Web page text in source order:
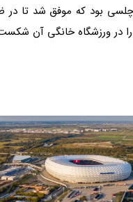
بود که موفق شد تا در
را در ورزشگاه خانگی آن